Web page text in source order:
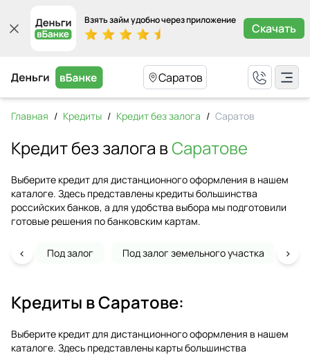
Взять займ удобно через приложение
Скачать
Саратов
Главная / Кредиты / Кредит без залога / Саратов
Кредит без залога вСаратове
Выберите кредит для дистанционного оформления в нашем
каталоге. Здесь представлены кредиты большинства
российских банков, а для удобства выбора мы подготовили
готовые решения по банковским картам.
Под залог Под залог земельного участка
‹ ›
Кредиты вСаратове:
Выберите кредит для дистанционного оформления в нашем
каталоге. Здесь представлены карты большинства